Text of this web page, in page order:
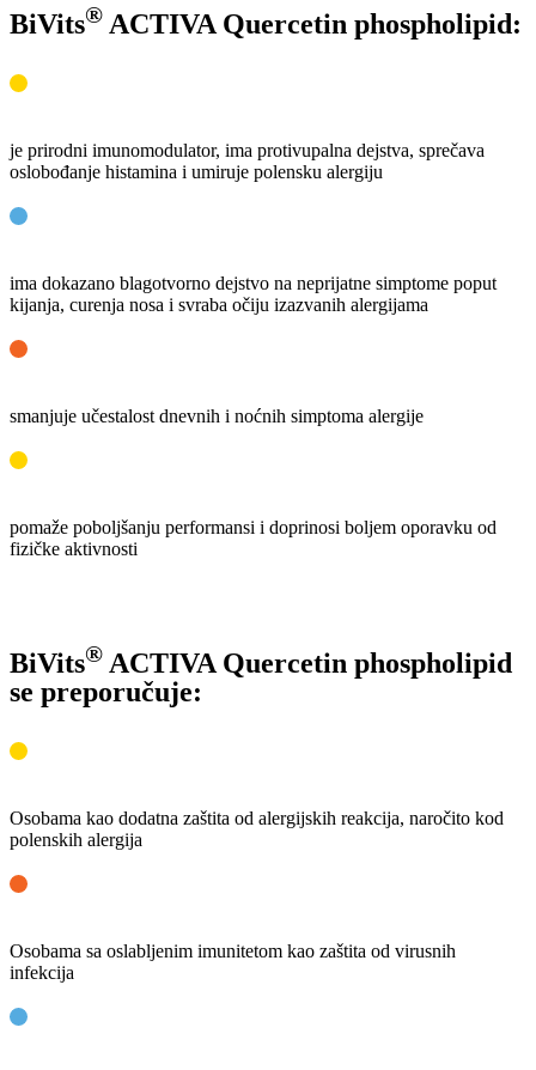
BiVits® ACTIVA Quercetin phospholipid:
je prirodni imunomodulator, ima protivupalna dejstva, sprečava
oslobođanje histamina i umiruje polensku alergiju
ima dokazano blagotvorno dejstvo na neprijatne simptome poput
kijanja, curenja nosa i svraba očiju izazvanih alergijama
smanjuje učestalost dnevnih i noćnih simptoma alergije
pomaže poboljšanju performansi i doprinosi boljem oporavku od
fizičke aktivnosti
BiVits® ACTIVA Quercetin phospholipid
se preporučuje:
Osobama kao dodatna zaštita od alergijskih reakcija, naročito kod
polenskih alergija
Osobama sa oslabljenim imunitetom kao zaštita od virusnih
infekcija